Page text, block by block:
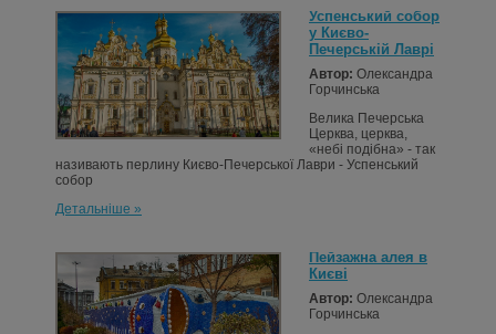
Успенський собор
у Києво-
Печерській Лаврі
Автор: Олександра
Горчинська
Велика Печерська
Церква, церква,
«небі подібна» - так
називають перлину Києво-Печерської Лаври - Успенський
собор
Детальніше »
Пейзажна алея в
Києві
Автор: Олександра
Горчинська